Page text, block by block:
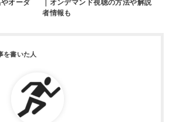
オーダ
｜オンデマンド視聴の方法や解説
者情報も